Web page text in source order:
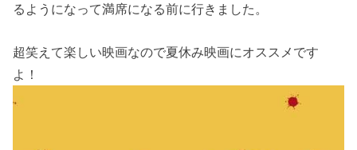
るようになって満席になる前に行きました。
超笑えて楽しい映画なので夏休み映画にオススメです
よ！